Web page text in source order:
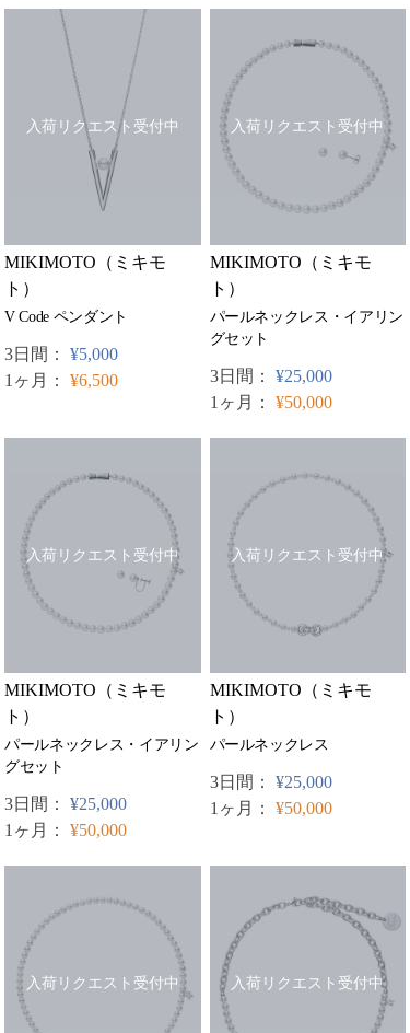
入荷リクエスト受付中
MIKIMOTO（ミキモ
ト）
V Code ペンダント
3日間： ¥5,000
1ヶ月： ¥6,500
入荷リクエスト受付中
MIKIMOTO（ミキモ
ト）
パールネックレス・イアリン
グセット
3日間： ¥25,000
1ヶ月： ¥50,000
入荷リクエスト受付中
MIKIMOTO（ミキモ
ト）
パールネックレス・イアリン
グセット
3日間： ¥25,000
1ヶ月： ¥50,000
入荷リクエスト受付中
MIKIMOTO（ミキモ
ト）
パールネックレス
3日間： ¥25,000
1ヶ月： ¥50,000
入荷リクエスト受付中 入荷リクエスト受付中